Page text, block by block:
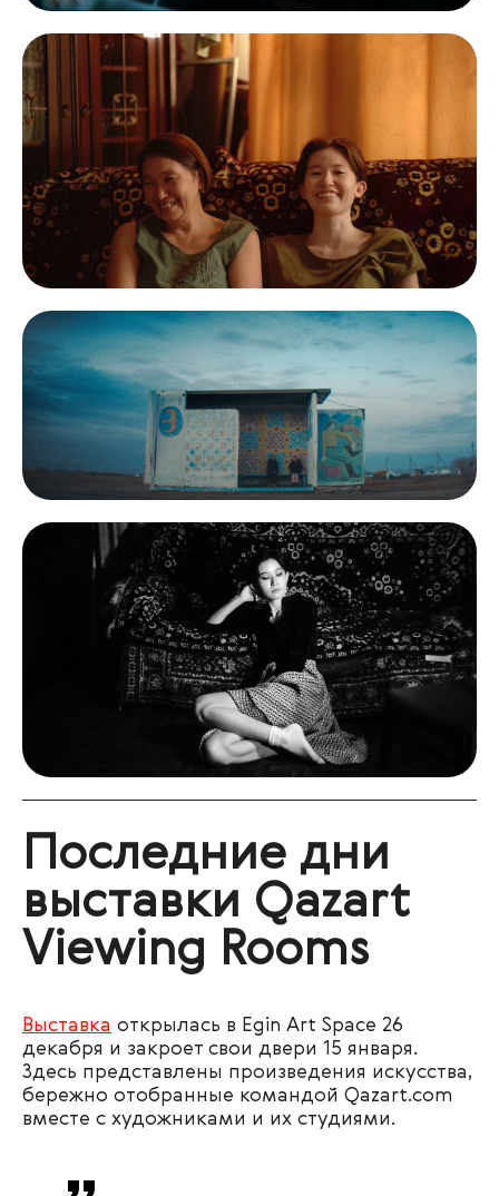
Последние дни
выставки Qazart
Viewing Rooms
Выставка открылась в Egin Art Space 26
декабря и закроет свои двери 15 января.
Здесь представлены произведения искусства,
бережно отобранные командой Qazart.com
вместе с художниками и их студиями.